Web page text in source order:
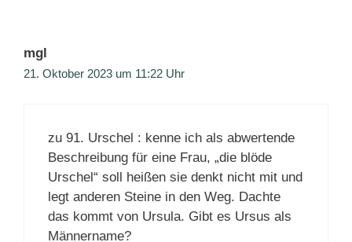
mgl
21. Oktober 2023 um 11:22 Uhr
zu 91. Urschel : kenne ich als abwertende
Beschreibung für eine Frau, „die blöde
Urschel“ soll heißen sie denkt nicht mit und
legt anderen Steine in den Weg. Dachte
das kommt von Ursula. Gibt es Ursus als
Männername?